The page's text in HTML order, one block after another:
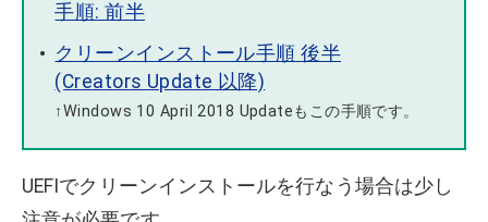
手順: 前半
クリーンインストール手順 後半
(Creators Update 以降)
↑Windows 10 April 2018 Updateもこの手順です。
UEFIでクリーンインストールを行なう場合は少し